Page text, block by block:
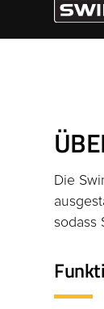
Die
sodass